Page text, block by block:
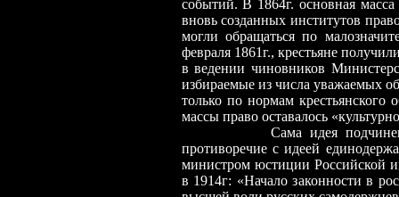
событий. В 1864г. основная
вновь созданных институтов
могли обращаться по
февраля 1861г., крестьяне
в ведении чиновников
избираемые из числа уважаемых
только по нормам крестьянского
массы право оставалось
Сама идея подчинения
противоречие с идеей
министром юстиции Российской
в 1914г: «Начало законности в